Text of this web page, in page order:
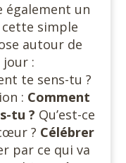
également un
cette simple
autour de
jour :
te sens-tu ?
: Comment
tu ? Qu’est-ce
? Célébrer
par ce qui va